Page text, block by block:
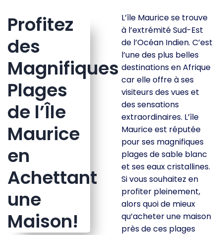
Profitez
des
Magnifiques
Plages
de l’Île
Maurice
en
Achettant
une
Maison!
L’île Maurice se trouve
à l’extrémité Sud-Est
de l’Océan Indien. C’est
l’une des plus belles
destinations en Afrique
car elle offre à ses
visiteurs des vues et
des sensations
extraordinaires. L’île
Maurice est réputée
pour ses magnifiques
plages de sable blanc
et ses eaux cristallines.
Si vous souhaitez en
profiter pleinement,
alors quoi de mieux
qu’acheter une maison
près de ces plages